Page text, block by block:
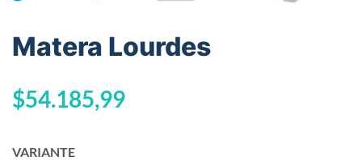
Matera Lourdes
$54.185,99
VARIANTE